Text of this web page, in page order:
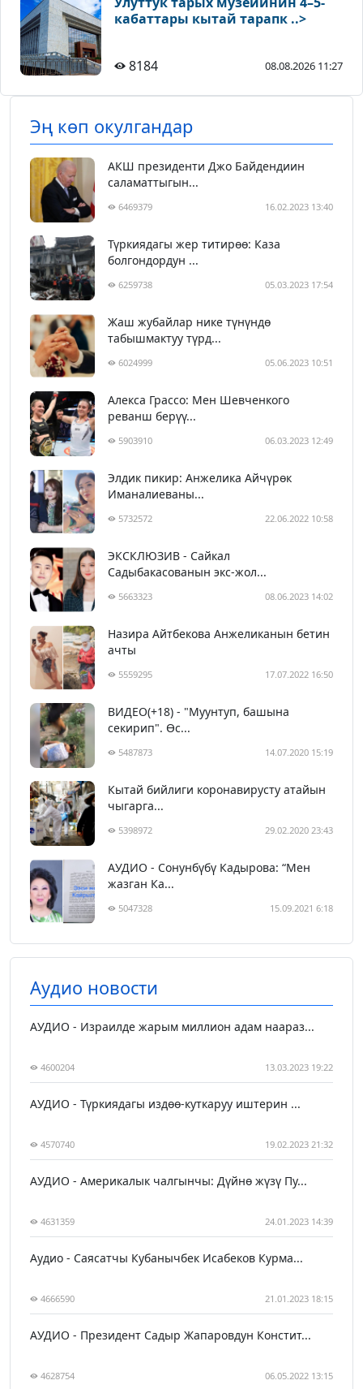
кабаттары кытай тарапк ..>
8184 08.08.2026 11:27
Эң көп окулгандар
АКШ президенти Джо Байдендиин
саламаттыгын...
6469379 16.02.2023 13:40
Түркиядагы жер титирөө: Каза
болгондордун ...
6259738 05.03.2023 17:54
Жаш жубайлар нике түнүндө
табышмактуу түрд...
6024999 05.06.2023 10:51
Алекса Грассо: Мен Шевченкого
реванш берүү...
5903910 06.03.2023 12:49
Элдик пикир: Анжелика Айчүрөк
Иманалиеваны...
5732572 22.06.2022 10:58
ЭКСКЛЮЗИВ - Сайкал
Садыбакасованын экс-жол...
5663323 08.06.2023 14:02
Назира Айтбекова Анжеликанын бетин
ачты
5559295 17.07.2022 16:50
ВИДЕО(+18) - "Муунтуп, башына
секирип". Өс...
5487873 14.07.2020 15:19
Кытай бийлиги коронавирусту атайын
чыгарга...
5398972 29.02.2020 23:43
АУДИО - Сонунбүбү Кадырова: “Мен
жазган Ка...
5047328 15.09.2021 6:18
Аудио новости
АУДИО - Израилде жарым миллион адам наараз...
4600204 13.03.2023 19:22
АУДИО - Түркиядагы издөө-куткаруу иштерин ...
4570740 19.02.2023 21:32
АУДИО - Америкалык чалгынчы: Дүйнө жүзү Пу...
4631359 24.01.2023 14:39
Аудио - Саясатчы Кубанычбек Исабеков Курма...
4666590 21.01.2023 18:15
АУДИО - Президент Садыр Жапаровдун Констит...
4628754 06.05.2022 13:15